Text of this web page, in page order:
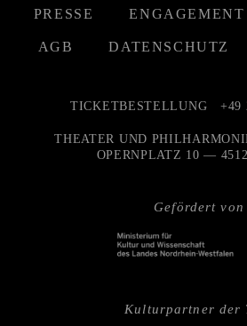
PRESSE ENGAGEMENT
AGB DATENSCHUTZ
Gefördert von
TICKETBESTELLUNG +49
THEATER UND
OPERNPLATZ 10 —
Kulturpartner der